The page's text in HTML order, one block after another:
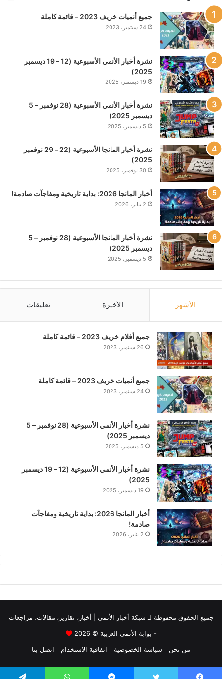
جميع أنميات خريف 2023 – قائمة كاملة
24 سبتمبر، 2023
نشرة أخبار الأنمي الأسبوعية (12 – 19 ديسمبر
2025)
19 ديسمبر، 2025
نشرة أخبار الأنمي الأسبوعية (28 نوفمبر – 5
ديسمبر 2025)
5 ديسمبر، 2025
نشرة أخبار المانجا الأسبوعية (22 – 29 نوفمبر
2025)
30 نوفمبر، 2025
أخبار المانجا 2026: بداية تاريخية ومفاجآت صادمة!
2 يناير، 2026
نشرة أخبار المانجا الأسبوعية (28 نوفمبر – 5
ديسمبر 2025)
5 ديسمبر، 2025
الأشهر الأخيرة تعليقات
جميع أفلام خريف 2023 – قائمة كاملة
26 سبتمبر، 2023
جميع أنميات خريف 2023 – قائمة كاملة
24 سبتمبر، 2023
نشرة أخبار الأنمي الأسبوعية (28 نوفمبر – 5
ديسمبر 2025)
5 ديسمبر، 2025
نشرة أخبار الأنمي الأسبوعية (12 – 19 ديسمبر
2025)
19 ديسمبر، 2025
أخبار المانجا 2026: بداية تاريخية ومفاجآت
صادمة!
2 يناير، 2026
جميع الحقوق محفوظة لـ شبكة أخبار الأنمي | أخبار، تقارير، مقالات، مراجعات
- بوابة الأنمي العربية © 2026
من نحن
سياسة الخصوصية اتفاقية الاستخدام اتصل بنا